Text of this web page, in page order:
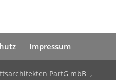
Impressum
PartG mbB ,